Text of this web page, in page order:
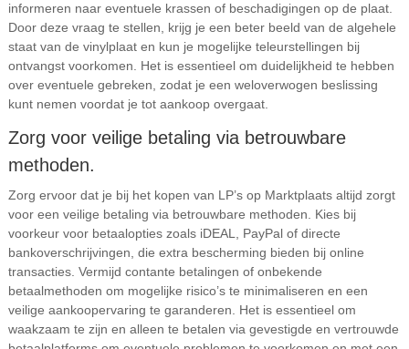
informeren naar eventuele krassen of beschadigingen op de plaat.
Door deze vraag te stellen, krijg je een beter beeld van de algehele
staat van de vinylplaat en kun je mogelijke teleurstellingen bij
ontvangst voorkomen. Het is essentieel om duidelijkheid te hebben
over eventuele gebreken, zodat je een weloverwogen beslissing
kunt nemen voordat je tot aankoop overgaat.
Zorg voor veilige betaling via betrouwbare
methoden.
Zorg ervoor dat je bij het kopen van LP’s op Marktplaats altijd zorgt
voor een veilige betaling via betrouwbare methoden. Kies bij
voorkeur voor betaalopties zoals iDEAL, PayPal of directe
bankoverschrijvingen, die extra bescherming bieden bij online
transacties. Vermijd contante betalingen of onbekende
betaalmethoden om mogelijke risico’s te minimaliseren en een
veilige aankoopervaring te garanderen. Het is essentieel om
waakzaam te zijn en alleen te betalen via gevestigde en vertrouwde